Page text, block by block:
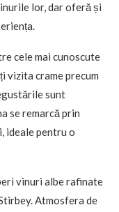
lor, dar oferă și
cele mai cunoscute
vizita crame precum
sunt
se remarcă prin
ideale pentru o
vinuri albe rafinate
Atmosfera de